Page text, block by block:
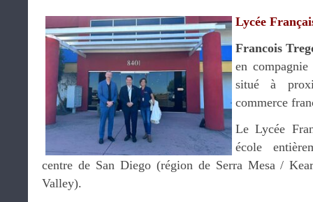
Lycée
Francois
en
situé à
commerce
Le Lycée
école
centre de San Diego (région de Serra Mesa /
Valley).